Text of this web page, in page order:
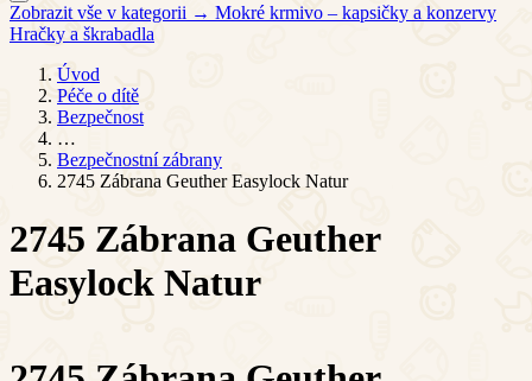
Zobrazit vše v kategorii → Mokré krmivo – kapsičky a konzervy
Hračky a škrabadla
Úvod
Péče o dítě
Bezpečnost
…
Bezpečnostní zábrany
2745 Zábrana Geuther Easylock Natur
2745 Zábrana Geuther
Easylock Natur